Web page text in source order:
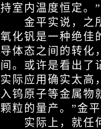
持室内温度恒定。
金平实说，之所
氧化钒是一种绝佳
导体态之间的转化
间。或许是看出了
实际应用确实太高
入钨原子等金属物
颗粒的量产。”金
实际上，就任何